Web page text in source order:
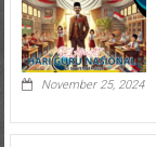
November 25, 2024